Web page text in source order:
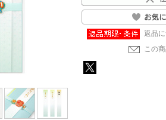
返品
この